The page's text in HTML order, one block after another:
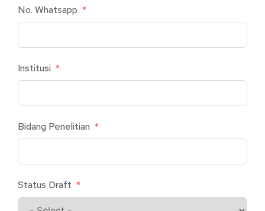
No. Whatsapp
Institusi
Bidang Penelitian
Status Draft